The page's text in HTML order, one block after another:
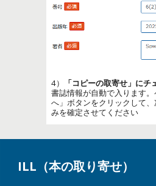
4） 「コピーの取寄せ」にチ
書誌情報が自動で入ります
へ」ボタンをクリックして
みを確定させてください
ILL（本の取り寄せ）